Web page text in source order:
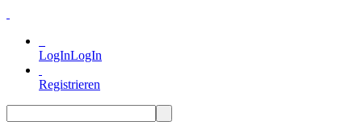
LogInLogIn
Registrieren